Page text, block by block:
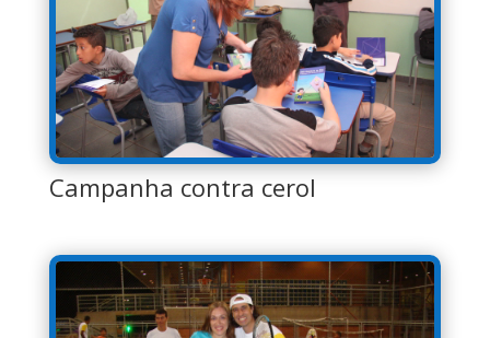
Campanha contra cerol